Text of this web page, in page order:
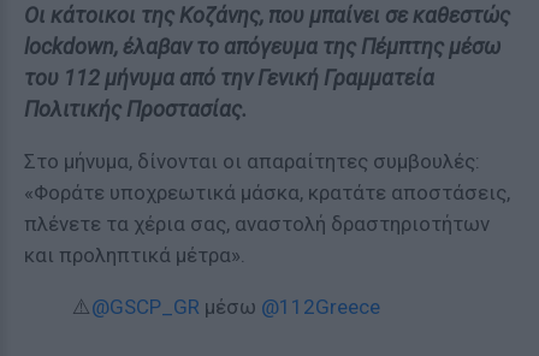
Οι κάτοικοι της Κοζάνης, που μπαίνει σε καθεστώς
lockdown, έλαβαν το απόγευμα της Πέμπτης μέσω
του 112 μήνυμα από την Γενική Γραμματεία
Πολιτικής Προστασίας.
Στο μήνυμα, δίνονται οι απαραίτητες συμβουλές:
«Φοράτε υποχρεωτικά μάσκα, κρατάτε αποστάσεις,
πλένετε τα χέρια σας, αναστολή δραστηριοτήτων
και προληπτικά μέτρα».
⚠️@GSCP_GR μέσω @112Greece